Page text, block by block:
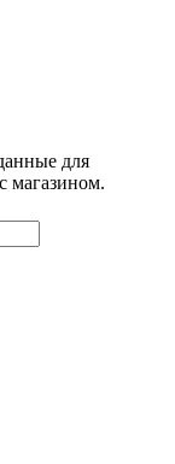
для
магазином.